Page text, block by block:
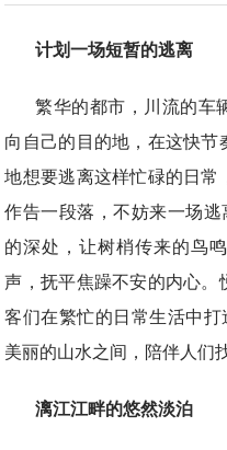
计划一场短暂的逃离
繁华的都市，川流的车
向自己的目的地，在这快节
地想要逃离这样忙碌的日常
作告一段落，不妨来一场逃
的深处，让树梢传来的鸟
声，抚平焦躁不安的内心。
客们在繁忙的日常生活中打
美丽的山水之间，陪伴人们
漓江江畔的悠然淡泊